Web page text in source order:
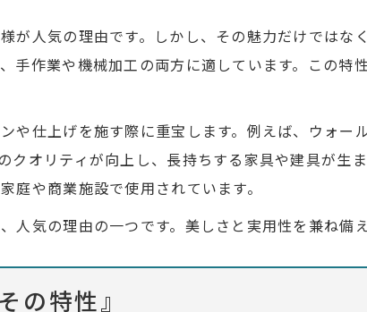
が人気の理由です。しかし、その魅力だけではな
手作業や機械加工の両方に適しています。この特
や仕上げを施す際に重宝します。例えば、ウォー
オリティが向上し、長持ちする家具や建具が生
庭や商業施設で使用されています。
人気の理由の一つです。美しさと実用性を兼ね備
の特性』